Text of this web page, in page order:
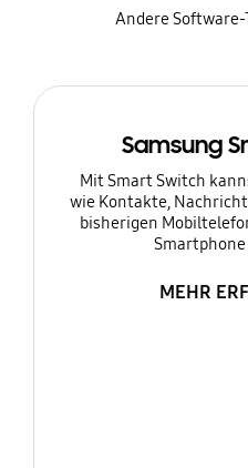
Andere
Samsung
Mit Smart Switch
wie Kontakte,
bisherigen
MEHR